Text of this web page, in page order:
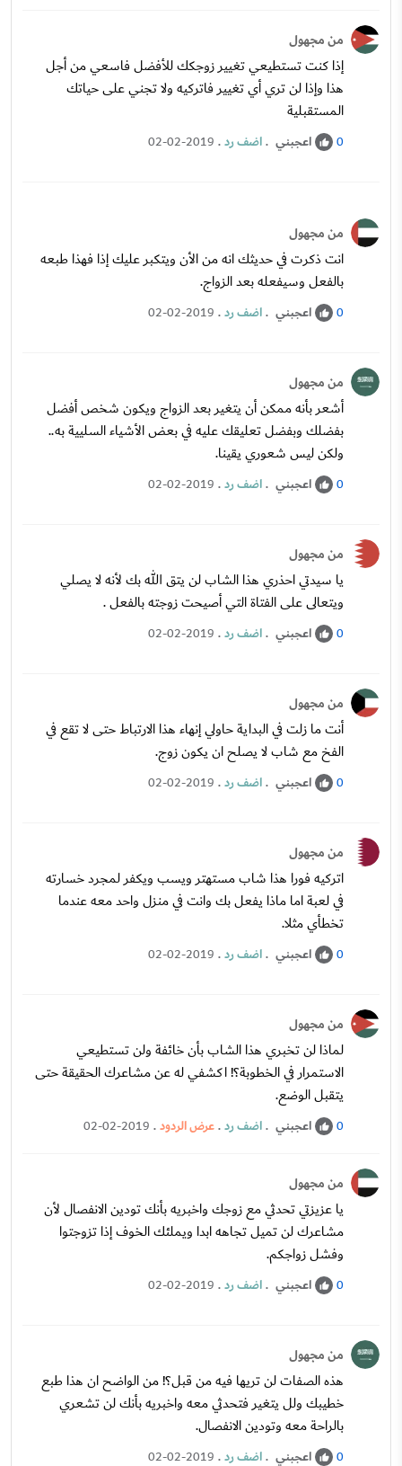
من مجهول
إذا كنت تستطيعي تغيير زوجكك للأفضل فاسعي من أجل
هذا وإذا لن تري أي تغيير فاتركيه ولا تجني على حياتك
المستقبلية
0 اعجبني .اضف رد.
02-02-2019
من مجهول
انت ذكرت في حديثك انه من الأن ويتكبر عليك إذا فهذا طبعه
بالفعل وسيفعله بعد الزواج.
0 اعجبني .اضف رد.
02-02-2019
من مجهول
أشعر بأنه ممكن أن يتغير بعد الزواج ويكون شخص أفضل
بفضلك وبفضل تعليقك عليه في بعض الأشياء السليية به..
ولكن ليس شعوري يقينا.
0 اعجبني .اضف رد.
02-02-2019
من مجهول
يا سيدتي احذري هذا الشاب لن يتق الله بك لأنه لا يصلي
ويتعالى على الفتاة التي أصيحت زوجته بالفعل .
0 اعجبني .اضف رد.
02-02-2019
من مجهول
أنت ما زلت في البداية حاولي إنهاء هذا الارتباط حتى لا تقع في
الفخ مع شاب لا يصلح ان يكون زوج.
0 اعجبني .اضف رد.
02-02-2019
من مجهول
اتركيه فورا هذا شاب مستهتر ويسب ويكفر لمجرد خسارته
في لعبة اما ماذا يفعل بك وانت في منزل واحد معه عندما
تخطأي مثلا.
0 اعجبني .اضف رد.
02-02-2019
من مجهول
لماذا لن تخبري هذا الشاب بأن خائفة ولن تستطيعي
الاستمرار في الخطوبة؟! اكشفي له عن مشاعرك الحقيقة حتى
يتقبل الوضع.
0 اعجبني .اضف رد.عرض الردود.
02-02-2019
من مجهول
يا عزيزتي تحدثي مع زوجك واخبريه بأنك تودين الانفصال لأن
مشاعرك لن تميل تجاهه ابدا ويملئك الخوف إذا تزوجتوا
وفشل زواجكم.
0 اعجبني .اضف رد.
02-02-2019
من مجهول
هذه الصفات لن تريها فيه من قبل؟! من الواضح ان هذا طبع
خطيبك ولل يتغير فتحدثي معه واخبريه بأنك لن تشعري
بالراحة معه وتودين الانفصال.
0 اعجبني .اضف رد.
02-02-2019